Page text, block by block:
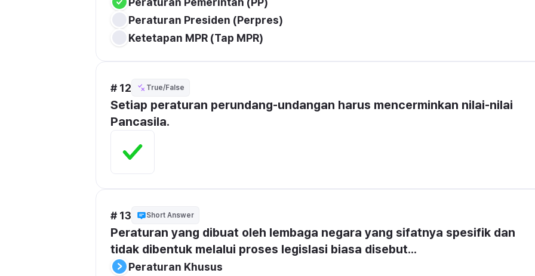
Peraturan Presiden (Perpres)
Ketetapan MPR (Tap MPR)
# 12 True/False
Setiap peraturan perundang-undangan harus mencerminkan nilai-nilai
Pancasila.
# 13 Short Answer
Peraturan yang dibuat oleh lembaga negara yang sifatnya spesifik dan
tidak dibentuk melalui proses legislasi biasa disebut...
Peraturan Khusus